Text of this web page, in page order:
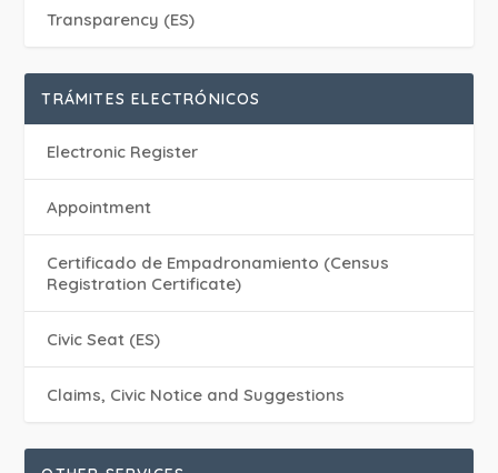
Transparency (ES)
TRÁMITES ELECTRÓNICOS
Electronic Register
Appointment
Certificado de Empadronamiento (Census
Registration Certificate)
Civic Seat (ES)
Claims, Civic Notice and Suggestions